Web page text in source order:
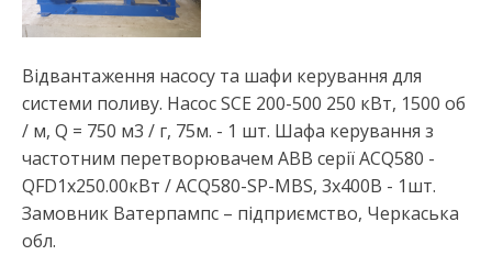
Відвантаження насосу та шафи керування для
системи поливу. Насос SCE 200-500 250 кВт, 1500 об
/ м, Q = 750 м3 / г, 75м. - 1 шт. Шафа керування з
частотним перетворювачем АВВ серії ACQ580 -
QFD1x250.00кВт / ACQ580-SP-MBS, 3х400В - 1шт.
Замовник Ватерпампс – підприємство, Черкаська
обл.